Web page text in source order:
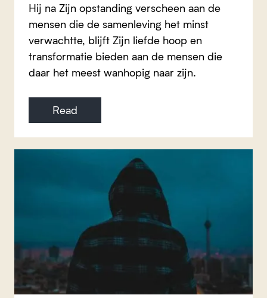
Hij na Zijn opstanding verscheen aan de
mensen die de samenleving het minst
verwachtte, blijft Zijn liefde hoop en
transformatie bieden aan de mensen die
daar het meest wanhopig naar zijn.
Read